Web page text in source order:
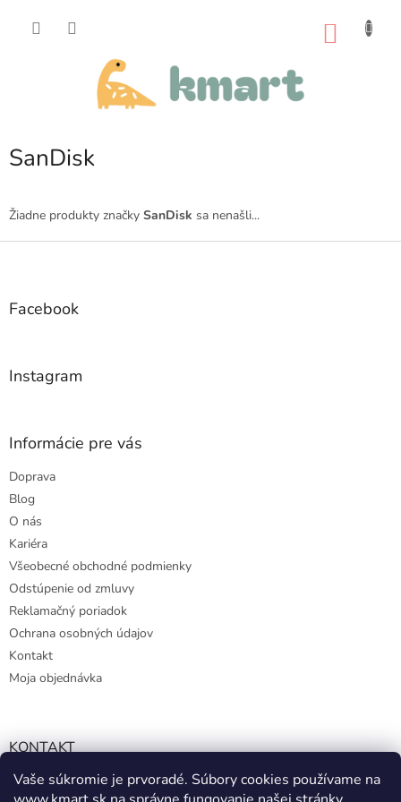
Vaše súkromie je prvoradé. Súbory cookies používame na
SanDisk
Žiadne produkty značky SanDisk sa nenašli...
Z
Facebook
Instagram
Informácie pre vás
Doprava
Blog
O nás
Kariéra
Všeobecné obchodné podmienky
Odstúpenie od zmluvy
Reklamačný poriadok
Ochrana osobných údajov
Kontakt
Moja objednávka
KONTAKT
info@kmart.sk